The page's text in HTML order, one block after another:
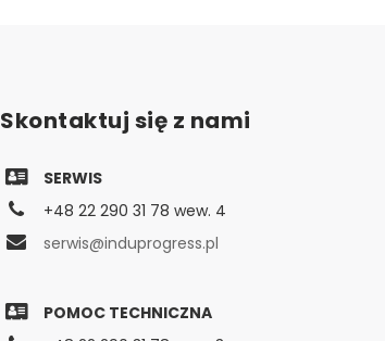
Skontaktuj się z nami
SERWIS
+48 22 290 31 78 wew. 4
serwis@induprogress.pl
POMOC TECHNICZNA